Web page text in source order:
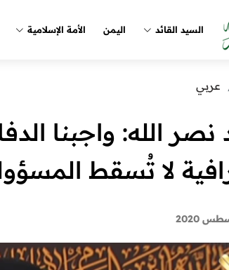
السيد القائد اليمن الأمة الإسلامية
عربي
نصر الله: واجبنا
لا تُسقط